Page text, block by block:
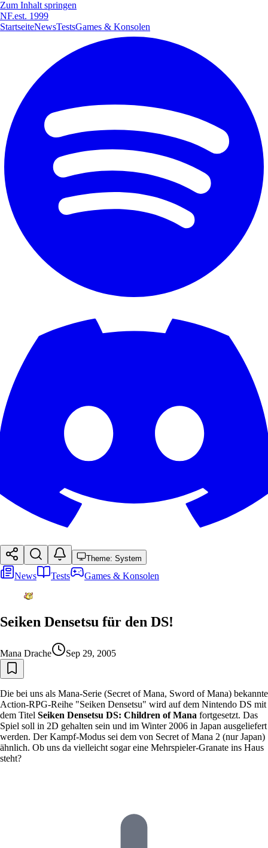
Zum Inhalt springen
NF.est. 1999
StartseiteNewsTestsGames & Konsolen
Theme: System
News Tests Games & Konsolen
Seiken Densetsu für den DS!
Mana Drache Sep 29, 2005
Die bei uns als Mana-Serie (Secret of Mana, Sword of Mana) bekannte
Action-RPG-Reihe "Seiken Densetsu" wird auf dem Nintendo DS mit
dem Titel Seiken Densetsu DS: Children of Mana fortgesetzt. Das
Spiel soll in 2D gehalten sein und im Winter 2006 in Japan ausgeliefert
werden. Der Kampf-Modus sei dem von Secret of Mana 2 (nur Japan)
ähnlich. Ob uns da vielleicht sogar eine Mehrspieler-Granate ins Haus
steht?